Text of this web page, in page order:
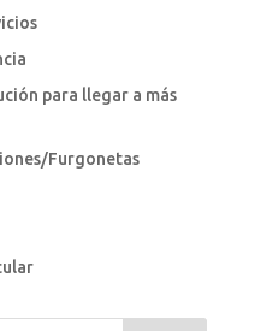
para llegar a más
Furgonetas